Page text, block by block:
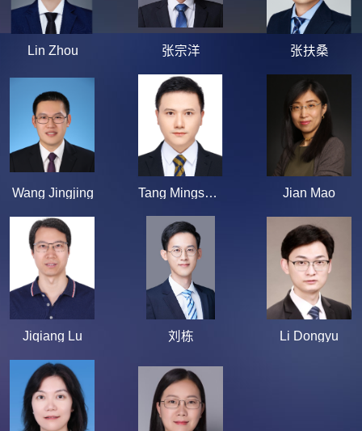
Lin Zhou 张宗洋 张扶桑
Wang Jingjing Tang Mingsheng Jian Mao
Jiqiang Lu 刘栋 Li Dongyu